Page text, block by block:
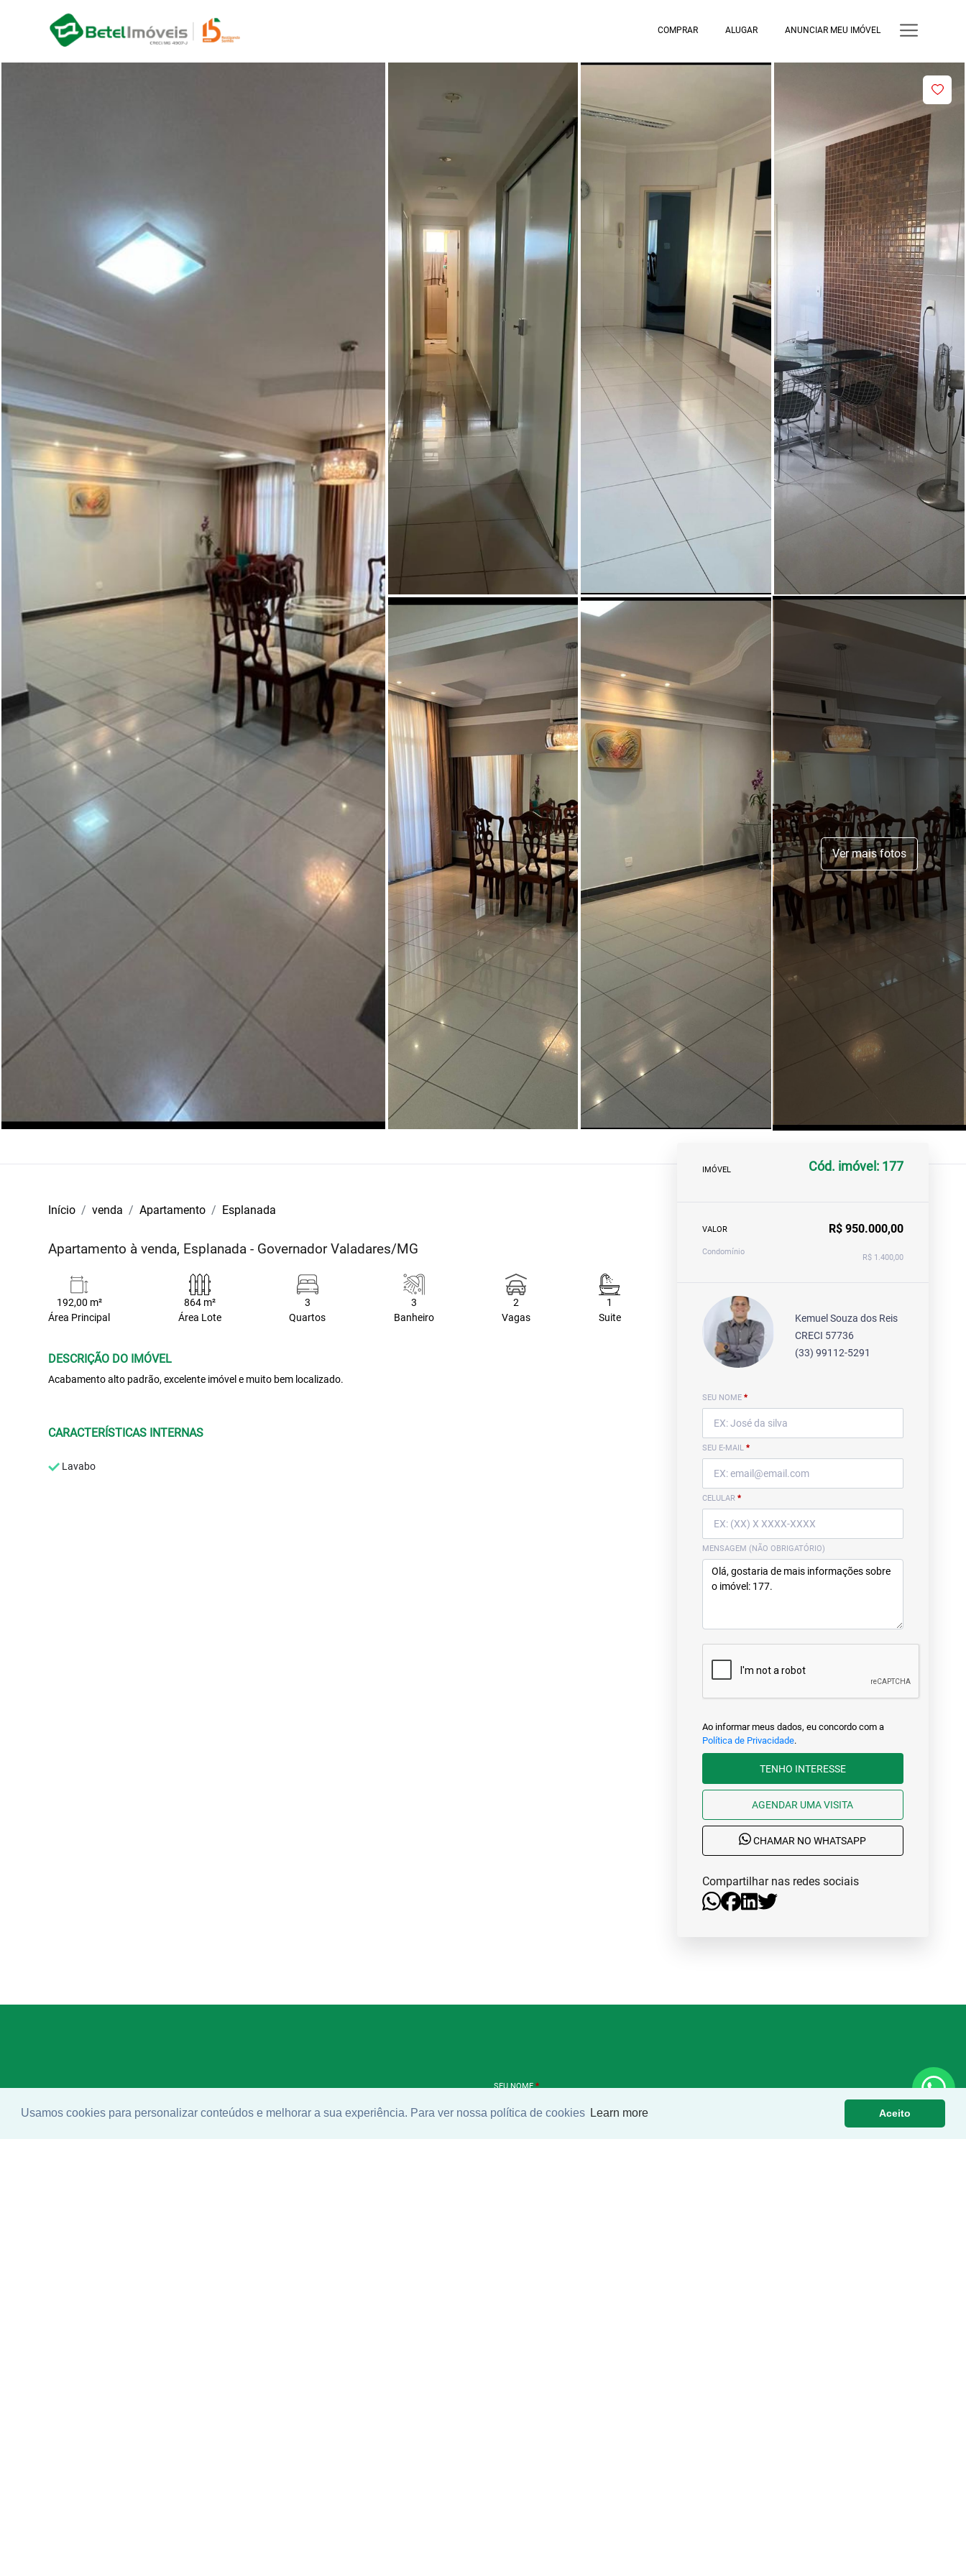
Usamos cookies para personalizar conteúdos e melhorar a sua experiência. Para ver nossa política de cookies Learn more Aceito
COMPRAR ALUGAR ANUNCIAR MEU IMÓVEL
Ver mais fotos
Início venda Apartamento Esplanada
Apartamento à venda, Esplanada - Governador Valadares/MG
192,00 m²
Área Principal
864 m²
Área Lote
3
Quartos
3
Banheiro
2
Vagas
1
Suite
DESCRIÇÃO DO IMÓVEL
Acabamento alto padrão, excelente imóvel e muito bem localizado.
CARACTERÍSTICAS INTERNAS
Lavabo
IMÓVEL Cód. imóvel: 177
VALOR R$ 950.000,00
Condomínio
R$ 1.400,00
Kemuel Souza dos Reis
CRECI 57736
(33) 99112-5291
SEU NOME *
SEU E-MAIL *
CELULAR *
MENSAGEM (NÃO OBRIGATÓRIO)
Ao informar meus dados, eu concordo com a
Política de Privacidade.
TENHO INTERESSE
AGENDAR UMA VISITA
CHAMAR NO WHATSAPP
Compartilhar nas redes sociais
SEU NOME*